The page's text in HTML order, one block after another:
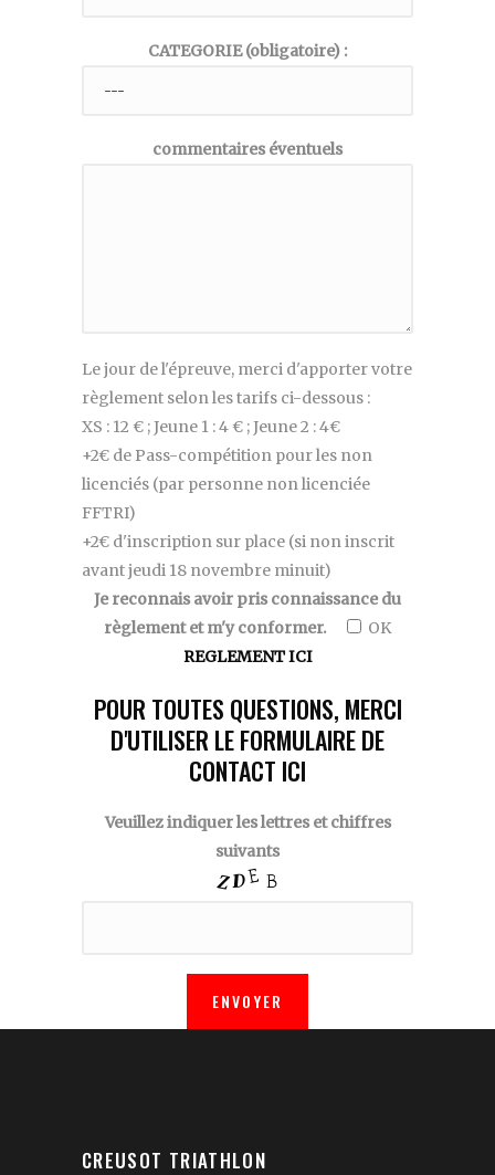
CATEGORIE (obligatoire) :
commentaires éventuels
Veuillez
laisser
ce
champ
vide.
Le jour de l'épreuve, merci d'apporter votre
règlement selon les tarifs ci-dessous :
XS : 12 € ; Jeune 1 : 4 € ; Jeune 2 : 4€
+2€ de Pass-compétition pour les non
licenciés (par personne non licenciée
FFTRI)
+2€ d'inscription sur place (si non inscrit
avant jeudi 18 novembre minuit)
Je reconnais avoir pris connaissance du
règlement et m'y conformer.
OK
REGLEMENT ICI
POUR TOUTES QUESTIONS, MERCI
D'UTILISER LE FORMULAIRE DE
CONTACT ICI
Veuillez indiquer les lettres et chiffres
suivants
CREUSOT TRIATHLON